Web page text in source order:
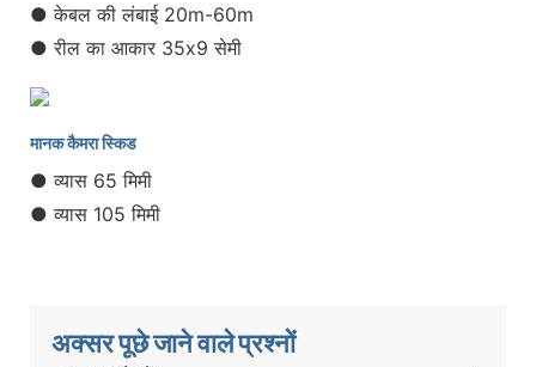
● केबल की लंबाई 20m-60m
● रील का आकार 35x9 सेमी
मानक कैमरा स्किड
● व्यास 65 मिमी
● व्यास 105 मिमी
अक्सर पूछे जाने वाले प्रश्नों